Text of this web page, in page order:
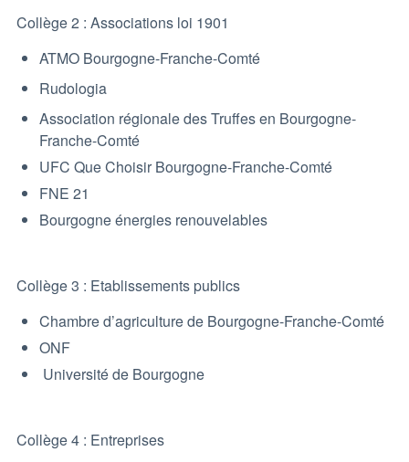
Collège 2 : Associations loi 1901
ATMO Bourgogne-Franche-Comté
Rudologia
Association régionale des Truffes en Bourgogne-
Franche-Comté
UFC Que Choisir Bourgogne-Franche-Comté
FNE 21
Bourgogne énergies renouvelables
Collège 3 : Etablissements publics
Chambre d’agriculture de Bourgogne-Franche-Comté
ONF
Université de Bourgogne
Collège 4 : Entreprises